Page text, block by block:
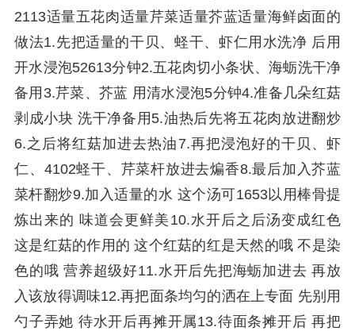
2113适量五花肉适量芹菜适量芥蓝适量海鲜卤面的
做法1.先把适量的干贝、蛏干、虾仁用水洗净 后用
开水浸泡52613分钟2.五花肉切小条状、海蛎洗干净
备用3.芹菜、芥蓝 用清水浸泡5分钟4.准备几朵红菇
剥成小块 洗干净备用5.油热后先将五花肉放进翻炒
6.之后将红菇加进去热油7.再把浸泡好的干贝、虾
仁、4102蛏干、芹菜杆放进去煸香8.最后加入芥蓝
菜杆翻炒9.加入适量的水 这个汤可1653以用棒骨提
炼出来的 味道会更鲜美10.水开后之后汤变成红色
这是红菇的作用的 这个红菇的红是天然的哦 不是染
色的哦 营养超级好11.水开后先把海蛎加进去 再放
入该放得调味12.再把面条均匀的洒在上专面 先别用
勺子弄她 待水开后再摊开属13.待面条摊开后 再把